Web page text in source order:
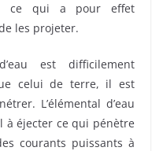
ce qui a pour effet
les projeter.
est difficilement
celui de terre, il est
L’élémental d’eau
à éjecter ce qui pénètre
courants puissants à